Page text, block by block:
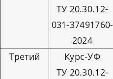
ТУ 20.30.12-
031-37491760-
2024
Третий
Курс-УФ
ТУ 20.30.12-